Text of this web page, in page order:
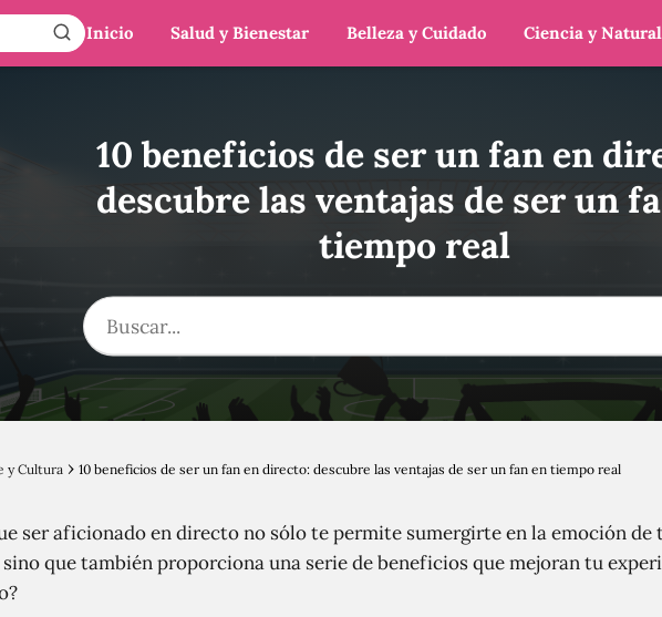
Inicio Salud y Bienestar Belleza y Cuidado Ciencia y
10 beneficios de ser un fan en
descubre las ventajas de ser un
tiempo real
y Cultura 10 beneficios de ser un fan en directo: descubre las ventajas de ser un fan en tiempo real
ser aficionado en directo no sólo te permite sumergirte en la emoción
que también proporciona una serie de beneficios que mejoran tu